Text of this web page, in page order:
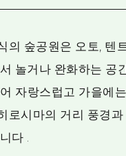
의 숲공원은 오토, 텐
놀거나 완화하는 공
자랑스럽고 가을에
로시마의 거리 풍경
다 .